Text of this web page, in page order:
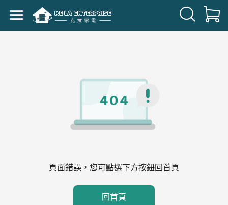
頁面錯誤，您可點選下方按鈕回首頁
回首頁